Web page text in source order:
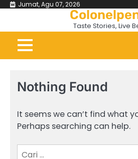
Skip
content
Jumat, Agu 07, 2026
Taste Stories, Live
Nothing Found
It seems we can’t find what
Perhaps searching can help.
Cari